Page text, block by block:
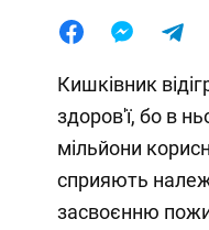
Кишківник
здоров'ї, бо в
мільйони
сприяють
засвоєнню